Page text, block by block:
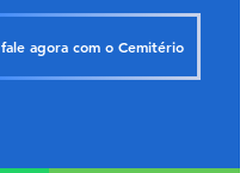
agora com o Cemitério